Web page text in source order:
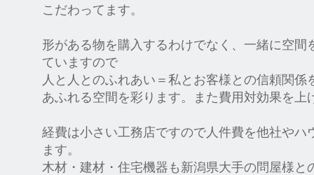
こだわってます。
形がある物を購入するわけでなく、一緒に空間
ていますので
人と人とのふれあい＝私とお客様との信頼関係
あふれる空間を彩ります。また費用対効果を上
経費は小さい工務店ですので人件費を他社やハ
ます。
木材・建材・住宅機器も新潟県大手の問屋様と